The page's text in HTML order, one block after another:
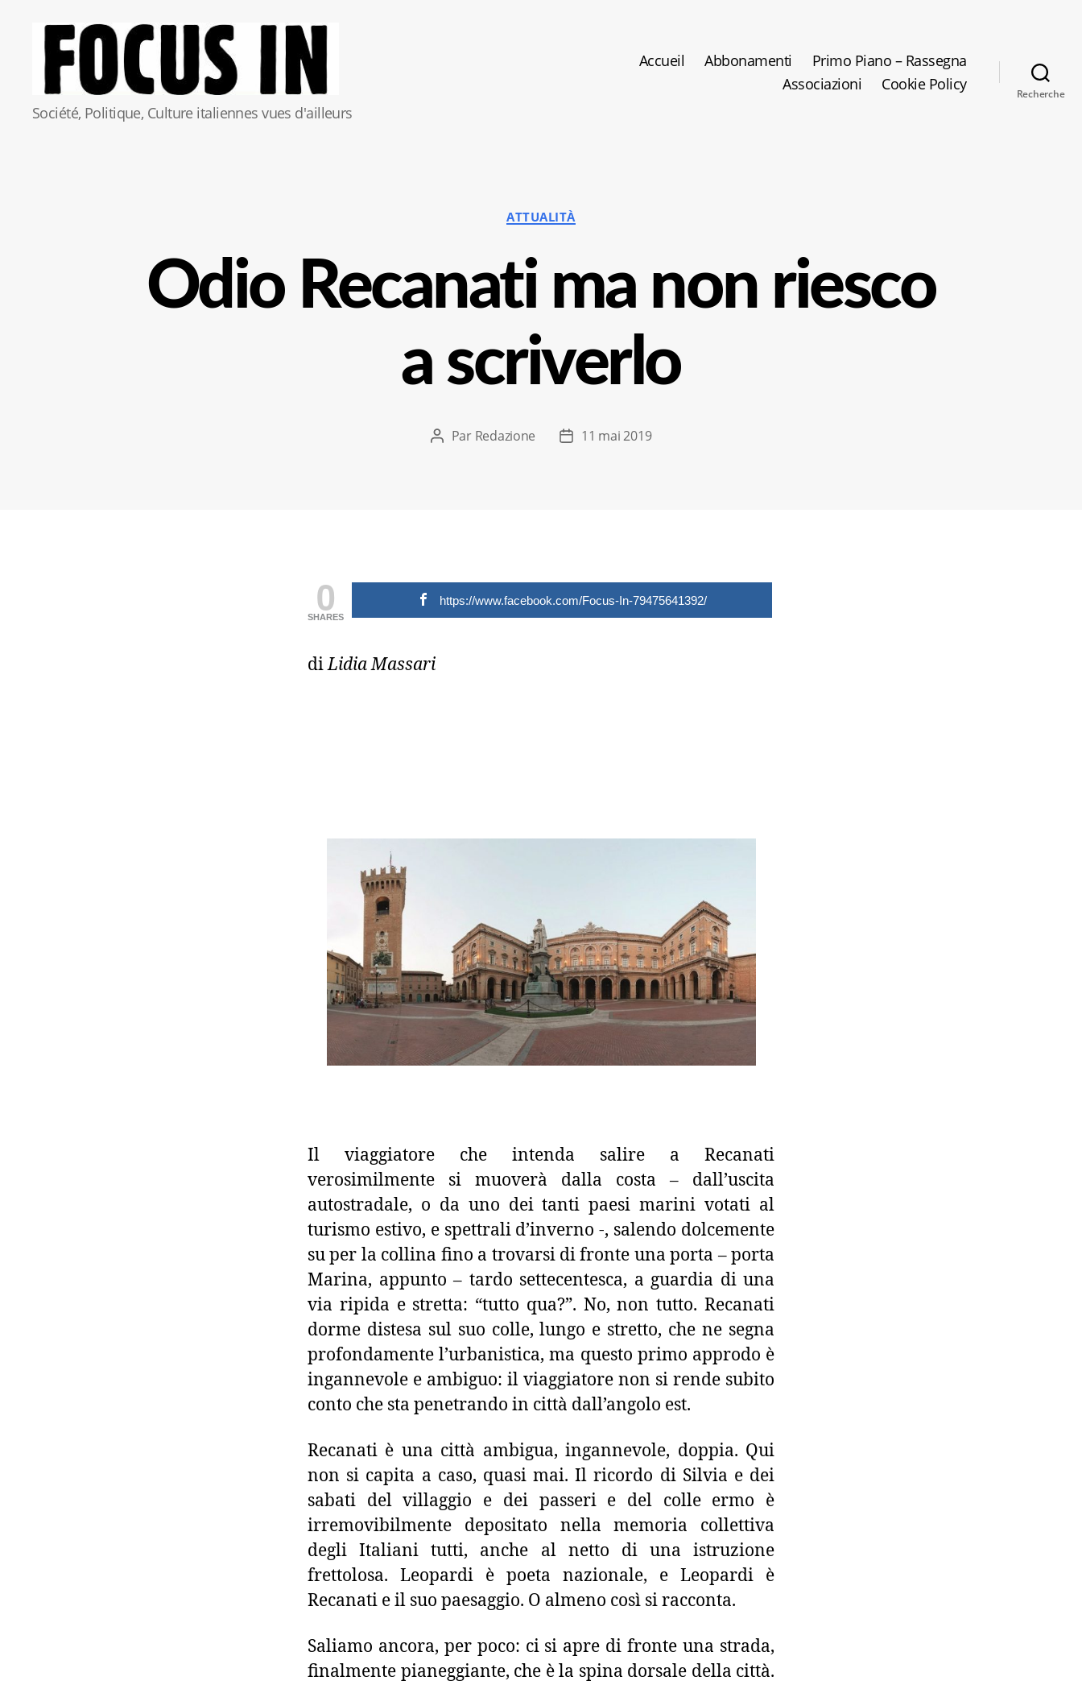
Focus-
In
Société, Politique, Culture italiennes vues d'ailleurs
Accueil Abbonamenti
Primo Piano – Rassegna
Associazioni
Cookie Policy
Recherche
Catégories
ATTUALITÀ
Odio Recanati ma non riesco
a scriverlo
Auteur
Par Redazione
Date11 mai 2019
0
SHARES
https://www.facebook.com/Focus-In-79475641392/
diLidia Massari
Il viaggiatore che intenda salire a Recanati
verosimilmente si muoverà dalla costa – dall’uscita
autostradale, o da uno dei tanti paesi marini votati al
turismo estivo, e spettrali d’inverno -, salendo dolcemente
su per la collina fino a trovarsi di fronte una porta – porta
Marina, appunto – tardo settecentesca, a guardia di una
via ripida e stretta: “tutto qua?”. No, non tutto. Recanati
dorme distesa sul suo colle, lungo e stretto, che ne segna
profondamente l’urbanistica, ma questo primo approdo è
ingannevole e ambiguo: il viaggiatore non si rende subito
conto che sta penetrando in città dall’angolo est.
Recanati è una città ambigua, ingannevole, doppia. Qui
non si capita a caso, quasi mai. Il ricordo di Silvia e dei
sabati del villaggio e dei passeri e del colle ermo è
irremovibilmente depositato nella memoria collettiva
degli Italiani tutti, anche al netto di una istruzione
frettolosa. Leopardi è poeta nazionale, e Leopardi è
Recanati e il suo paesaggio. O almeno così si racconta.
Saliamo ancora, per poco: ci si apre di fronte una strada,
finalmente pianeggiante, che è la spina dorsale della città.